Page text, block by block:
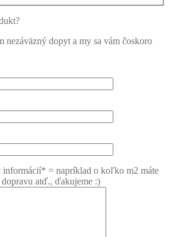
nezáväzný dopyt a my sa vám čoskoro
informácií* = napríklad o koľko m2 máte
atď., ďakujeme :)